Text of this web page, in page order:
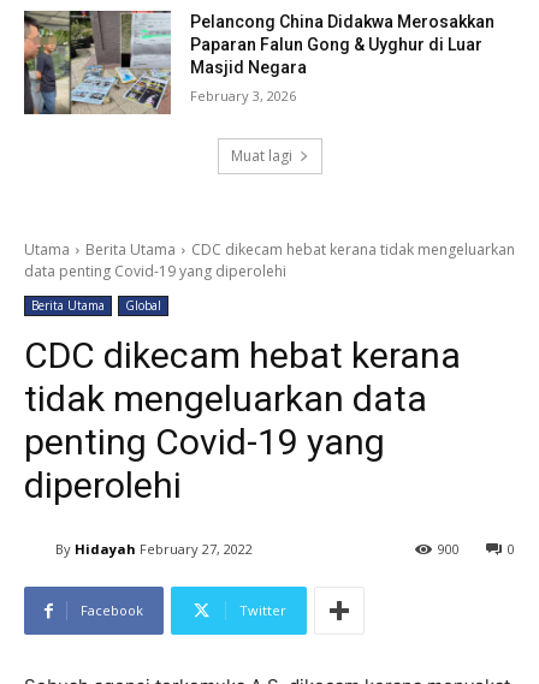
Pelancong China Didakwa Merosakkan
Paparan Falun Gong & Uyghur di Luar
Masjid Negara
February 3, 2026
Muat lagi